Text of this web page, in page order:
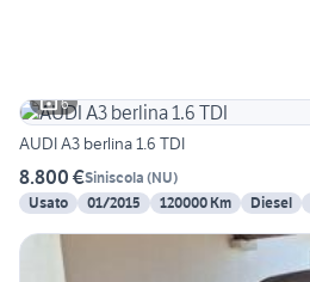
6
AUDI A3 berlina 1.6 TDI
8.800 €Siniscola (NU)
Usato
01/2015 120000 Km Diesel